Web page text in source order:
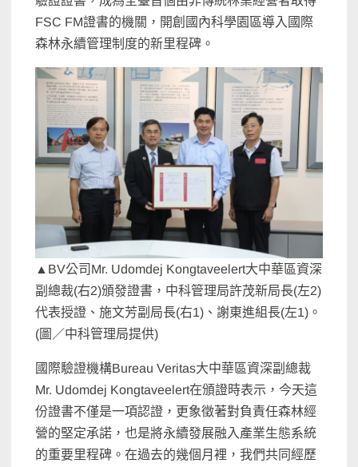
FSC FM證書的機關，開創國內科學園區導入國際
森林永續管理制度的新里程碑。
▲BV公司Mr. Udomdej Kongtaveelert大中華區資深
副總裁(右2)頒發證書，中科管理局許茂新局長(左2)
代表授證、施文芳副局長(右1)、謝東進組長(左1)。
(圖／中科管理局提供)
國際驗證機構Bureau Veritas大中華區資深副總裁
Mr. Udomdej Kongtaveelert在頒證時表示，今天這
份證書不僅是一項認證，更象徵著對負責任森林經
營的堅定承諾，也是將永續發展融入產業生態系統
的重要里程碑。在過去的幾個月裡，我們共同經歷